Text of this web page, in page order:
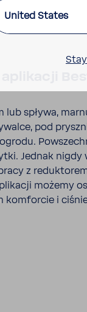
Best
lub spływa,
pod
. Jednak
z
możemy
komforcie i
United States